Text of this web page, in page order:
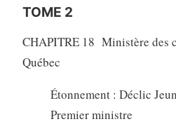
TOME 2
CHAPITRE 18 Ministère des
Québec
Étonnement : Déclic
Premier ministre